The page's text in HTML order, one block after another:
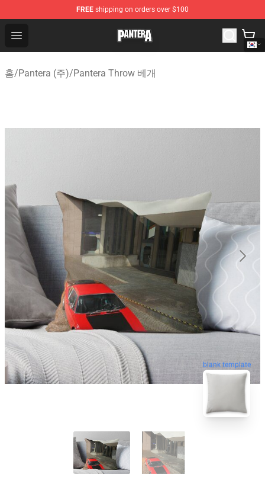
FREE shipping on orders over $100
Open menu
Pantera Store - Official Pantera Merchandise Shop
홈/Pantera (주)/Pantera Throw 베개
blank template